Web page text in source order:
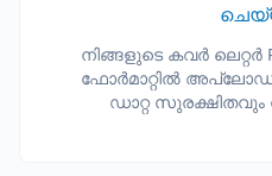
നിങ്ങളുടെ കവർ ലെറ്റർ
ഫോർമാറ്റിൽ
ഡാറ്റ